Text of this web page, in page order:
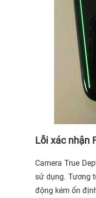
Lỗi xác nhận
Camera True
sử dụng. Tương
động kém ổn